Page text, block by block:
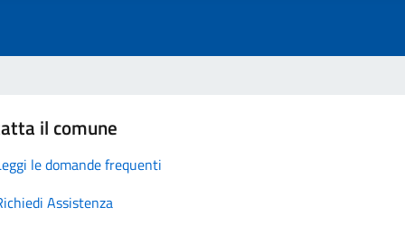
il comune
le domande frequenti
Assistenza